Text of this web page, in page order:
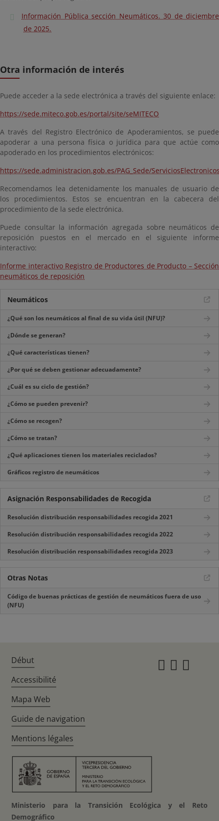
Información Pública sección Neumáticos. 30 de diciembre
de 2025.
Otra información de interés
Puede acceder a la sede electrónica a través del siguiente enlace:
https://sede.miteco.gob.es/portal/site/seMITECO
A través del Registro Electrónico de Apoderamientos, se puede
apoderar a una persona física o jurídica para que actúe como
apoderado en los procedimientos electrónicos:
https://sede.administracion.gob.es/PAG_Sede/
Recomendamos lea detenidamente los manuales de usuario de
los procedimientos. Estos se encuentran en la cabecera del
procedimiento de la sede electrónica.
Puede consultar la información agregada sobre neumáticos de
reposición puestos en el mercado en el siguiente informe
interactivo:
Informe interactivo Registro de Productores de Producto – Sección
neumáticos de reposición
Neumáticos
¿Qué son los neumáticos al final de su vida útil (NFU)?
¿Dónde se generan?
¿Qué características tienen?
¿Por qué se deben gestionar adecuadamente?
¿Cuál es su ciclo de gestión?
¿Cómo se pueden prevenir?
¿Cómo se recogen?
¿Cómo se tratan?
¿Qué aplicaciones tienen los materiales reciclados?
Gráficos registro de neumáticos
Asignación Responsabilidades de Recogida
Resolución distribución responsabilidades recogida 2021
Resolución distribución responsabilidades recogida 2022
Resolución distribución responsabilidades recogida 2023
Otras Notas
Código de buenas prácticas de gestión de neumáticos fuera de uso
(NFU)
Début
Accessibilité
Mapa Web
Guide de navigation
Mentions légales
Ministerio para la Transición Ecológica y el Reto
Demográfico